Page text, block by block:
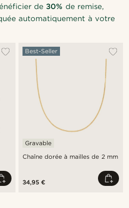
de30% de remise,
automatiquement à votre
Chaîne dorée à mailles de 2 mm
Best-Seller
Gravable
34,95 €